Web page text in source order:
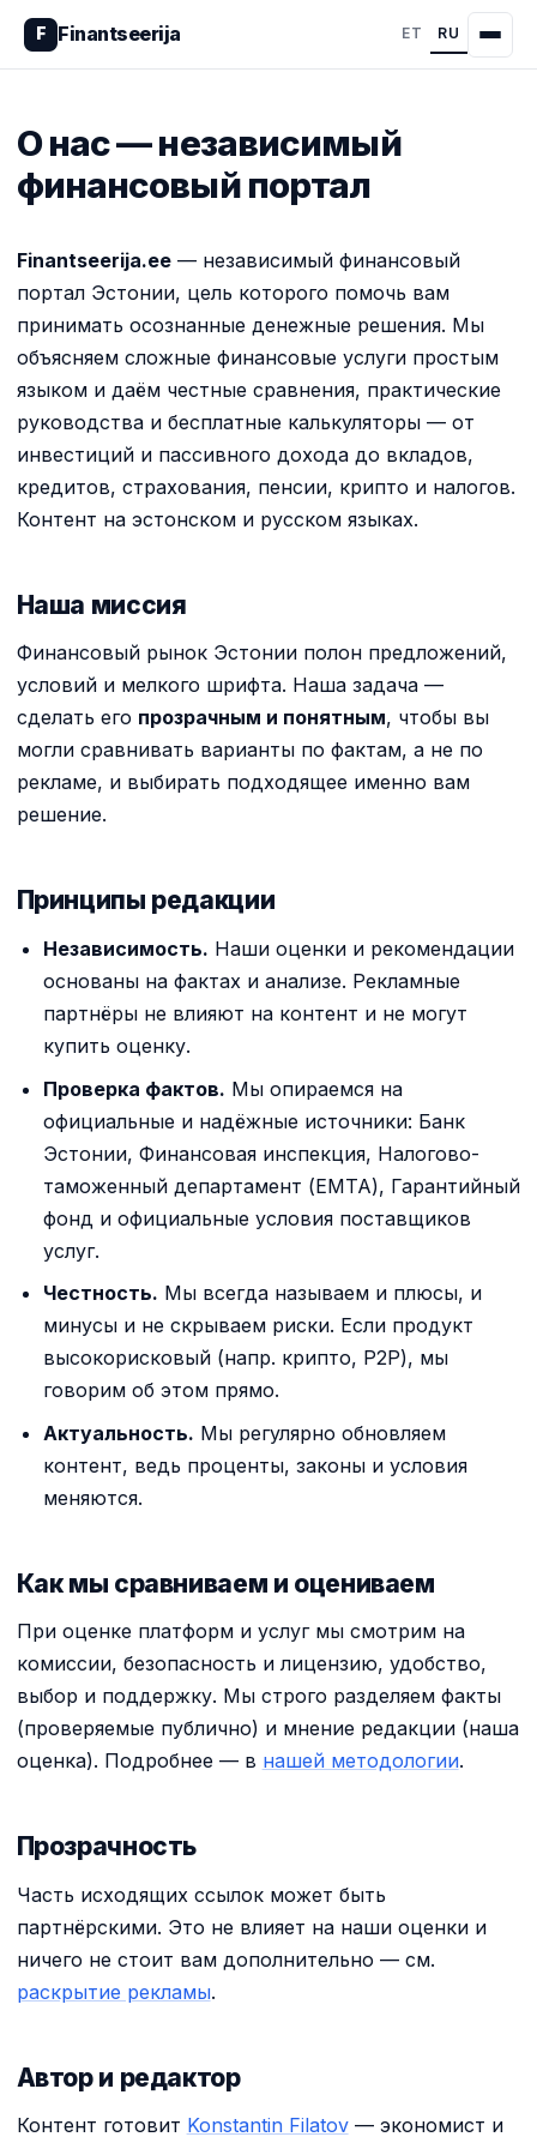
F Finantseerija ET RU
О нас — независимый
финансовый портал
Finantseerija.ee— независимый финансовый
портал Эстонии, цель которого помочь вам
принимать осознанные денежные решения. Мы
объясняем сложные финансовые услуги простым
языком и даём честные сравнения, практические
руководства и бесплатные калькуляторы — от
инвестиций и пассивного дохода до вкладов,
кредитов, страхования, пенсии, крипто и налогов.
Контент на эстонском и русском языках.
Наша миссия
Финансовый рынок Эстонии полон предложений,
условий и мелкого шрифта. Наша задача —
сделать его прозрачным и понятным, чтобы вы
могли сравнивать варианты по фактам, а не по
рекламе, и выбирать подходящее именно вам
решение.
Принципы редакции
Независимость. Наши оценки и рекомендации
основаны на фактах и анализе. Рекламные
партнёры не влияют на контент и не могут
купить оценку.
Проверка фактов. Мы опираемся на
официальные и надёжные источники: Банк
Эстонии, Финансовая инспекция, Налогово-
таможенный департамент (EMTA), Гарантийный
фонд и официальные условия поставщиков
услуг.
Честность. Мы всегда называем и плюсы, и
минусы и не скрываем риски. Если продукт
высокорисковый (напр. крипто, P2P), мы
говорим об этом прямо.
Актуальность. Мы регулярно обновляем
контент, ведь проценты, законы и условия
меняются.
Как мы сравниваем и оцениваем
При оценке платформ и услуг мы смотрим на
комиссии, безопасность и лицензию, удобство,
выбор и поддержку. Мы строго разделяем факты
(проверяемые публично) и мнение редакции (наша
оценка). Подробнее — в нашей методологии.
Прозрачность
Часть исходящих ссылок может быть
партнёрскими. Это не влияет на наши оценки и
ничего не стоит вам дополнительно — см.
раскрытие рекламы.
Автор и редактор
Контент готовит Konstantin Filatov— экономист и